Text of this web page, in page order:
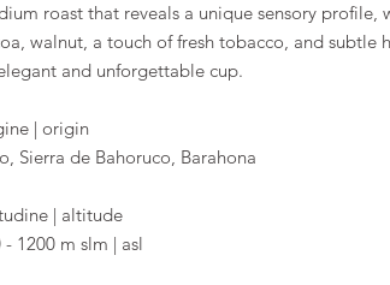
roast that reveals a unique sensory profile,
walnut, a touch of fresh tobacco, and subtle
and unforgettable cup.
| origin
Sierra de Bahoruco, Barahona
| altitude
- 1200 m slm | asl